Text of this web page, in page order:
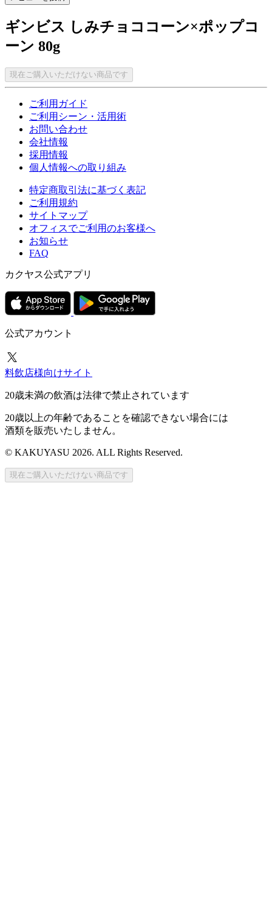
ギンビス しみチョココーン×ポップコ
ーン 80g
現在ご購入いただけない商品です
ご利用ガイド
ご利用シーン・活用術
お問い合わせ
会社情報
採用情報
個人情報への取り組み
特定商取引法に基づく表記
ご利用規約
サイトマップ
オフィスでご利用のお客様へ
お知らせ
FAQ
カクヤス公式アプリ
公式アカウント
料飲店様向けサイト
20歳未満の飲酒は法律で禁止されています
20歳以上の年齢であることを確認できない場合には
酒類を販売いたしません。
© KAKUYASU 2026. ALL Rights Reserved.
現在ご購入いただけない商品です